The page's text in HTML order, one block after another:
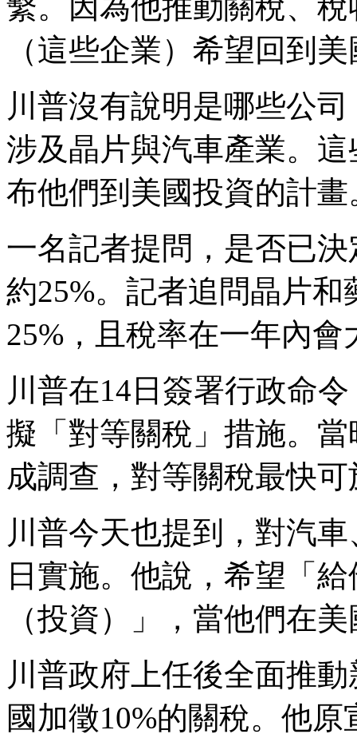
（這些企業）希望回到
川普沒有說明是哪些公
涉及晶片與汽車產業。
布他們到美國投資的計畫
一名記者提問，是否已
約25%。記者追問晶片
25%，且稅率在一年內會
川普在14日簽署行政命
擬「對等關稅」措施。
成調查，對等關稅最快
川普今天也提到，對汽
日實施。他說，希望「
（投資）」，當他們在
川普政府上任後全面推
國加徵10%的關稅。他